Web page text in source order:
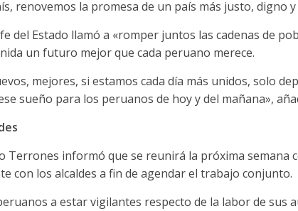
renovemos la promesa de un país más justo, digno
del Estado llamó a «romper juntos las cadenas de
un futuro mejor que cada peruano merece.
mejores, si estamos cada día más unidos, solo
sueño para los peruanos de hoy y del mañana»,
Terrones informó que se reunirá la próxima semana
con los alcaldes a fin de agendar el trabajo conjunto.
a estar vigilantes respecto de la labor de sus